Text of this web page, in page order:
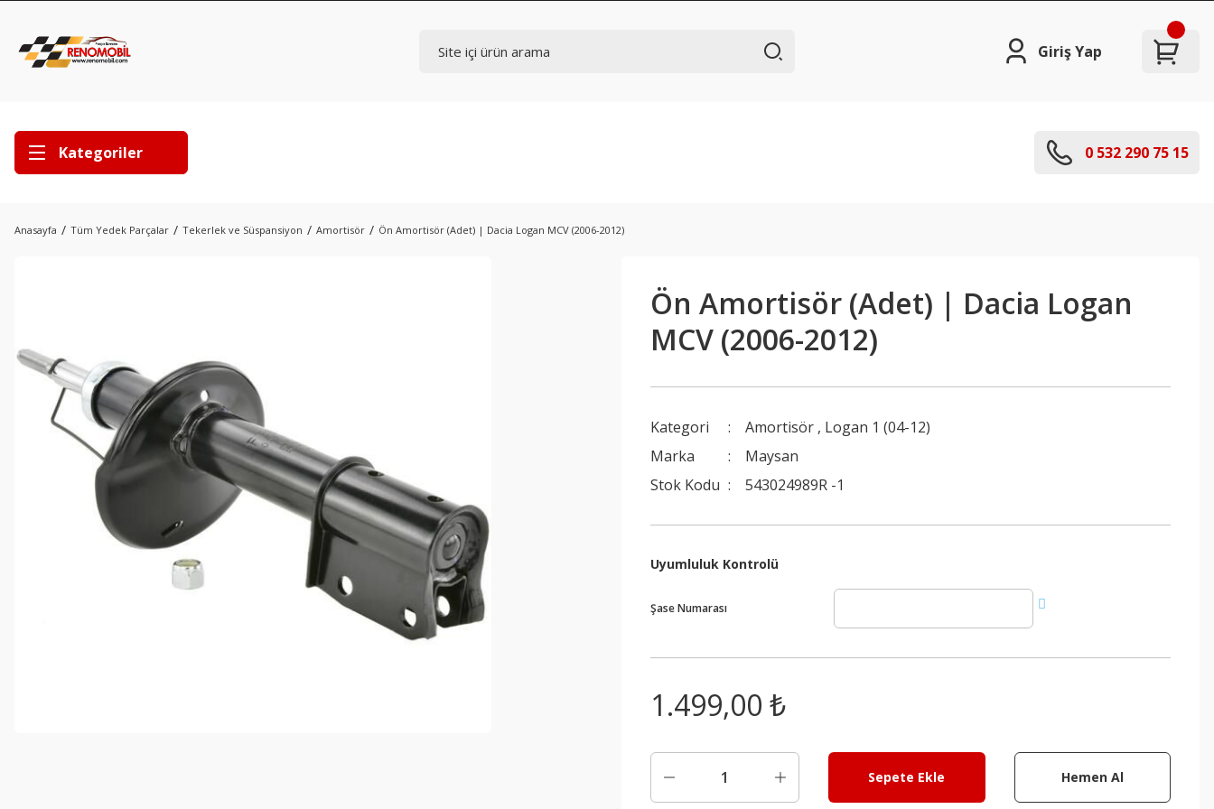
Giriş Yap
Kategoriler 0 532 290 75 15
Anasayfa Tüm Yedek Parçalar Tekerlek ve Süspansiyon Amortisör Ön Amortisör (Adet) | Dacia Logan MCV (2006-2012)
Ön Amortisör (Adet) | Dacia Logan
MCV (2006-2012)
Kategori Amortisör , Logan 1 (04-12)
Marka
Maysan
Stok Kodu
543024989R -1
Uyumluluk Kontrolü
Şase Numarası
1.499,00 ₺
Sepete Ekle Hemen Al